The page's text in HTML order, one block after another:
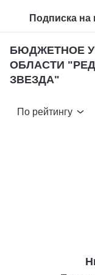
Подписка на
БЮДЖЕТНОЕ
ОБЛАСТИ
ЗВЕЗДА"
По рейтингу